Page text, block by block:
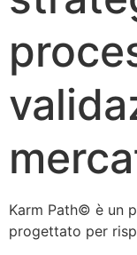
Karm Path©️ è un
progettato per